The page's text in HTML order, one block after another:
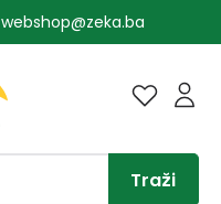
webshop@zeka.ba
Traži